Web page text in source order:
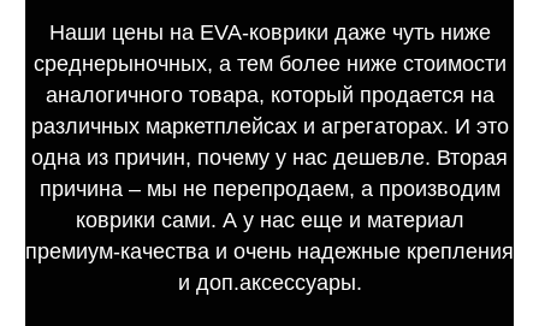
Наши цены на EVA-коврики даже чуть ниже
среднерыночных, а тем более ниже стоимости
аналогичного товара, который продается на
различных маркетплейсах и агрегаторах. И это
одна из причин, почему у нас дешевле. Вторая
причина – мы не перепродаем, а производим
коврики сами. А у нас еще и материал
премиум-качества и очень надежные крепления
и доп.аксессуары.